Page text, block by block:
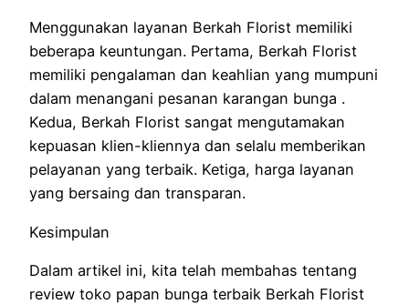
Menggunakan layanan Berkah Florist memiliki
beberapa keuntungan. Pertama, Berkah Florist
memiliki pengalaman dan keahlian yang mumpuni
dalam menangani pesanan karangan bunga .
Kedua, Berkah Florist sangat mengutamakan
kepuasan klien-kliennya dan selalu memberikan
pelayanan yang terbaik. Ketiga, harga layanan
yang bersaing dan transparan.
Kesimpulan
Dalam artikel ini, kita telah membahas tentang
review toko papan bunga terbaik Berkah Florist